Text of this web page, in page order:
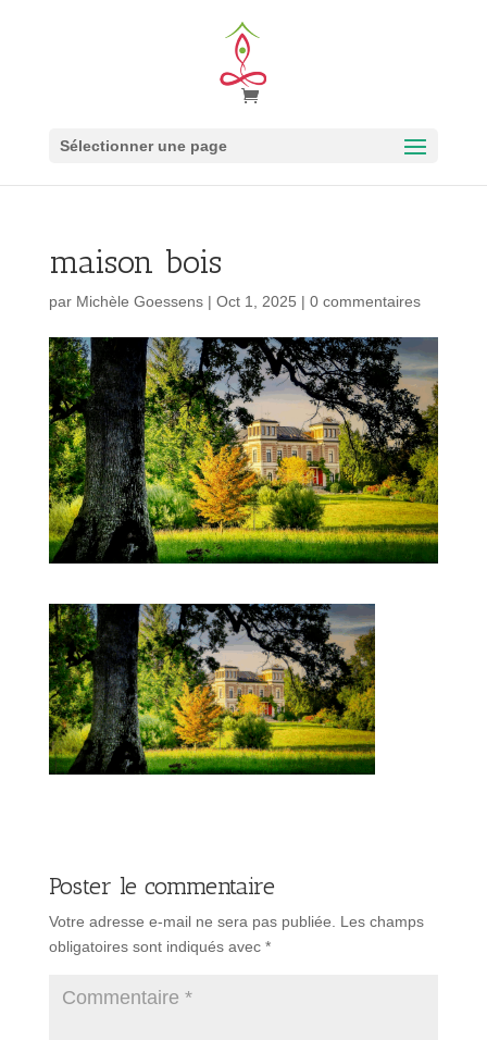
Sélectionner une page
maison bois
par Michèle Goessens| Oct 1, 2025 | 0 commentaires
Poster le commentaire
Votre adresse e-mail ne sera pas publiée. Les champs
obligatoires sont indiqués avec *